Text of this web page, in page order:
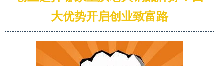
大优势开启创业致富路